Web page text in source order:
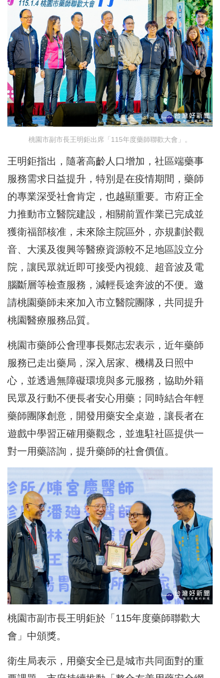
桃園市副市長王明鉅出席「115年度藥師聯歡大會」。
王明鉅指出，隨著高齡人口增加，社區端藥事
服務需求日益提升，特別是在疫情期間，藥師
的專業深受社會肯定，也越顯重要。市府正全
力推動市立醫院建設，相關前置作業已完成並
獲衛福部核准，未來除主院區外，亦規劃於觀
音、大溪及復興等醫療資源較不足地區設立分
院，讓民眾就近即可接受內視鏡、超音波及電
腦斷層等檢查服務，減輕長途奔波的不便。邀
請桃園藥師未來加入市立醫院團隊，共同提升
桃園醫療服務品質。
桃園市藥師公會理事長鄭志宏表示，近年藥師
服務已走出藥局，深入居家、機構及日照中
心，並透過無障礙環境與多元服務，協助外籍
民眾及行動不便長者安心用藥；同時結合年輕
藥師團隊創意，開發用藥安全桌遊，讓長者在
遊戲中學習正確用藥觀念，並進駐社區提供一
對一用藥諮詢，提升藥師的社會價值。
桃園市副市長王明鉅於「115年度藥師聯歡大
會」中頒獎。
衛生局表示，用藥安全已是城市共同面對的重